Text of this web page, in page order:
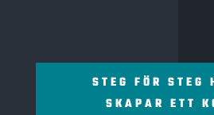
STEG FÖR STEG
SKAPAR ETT